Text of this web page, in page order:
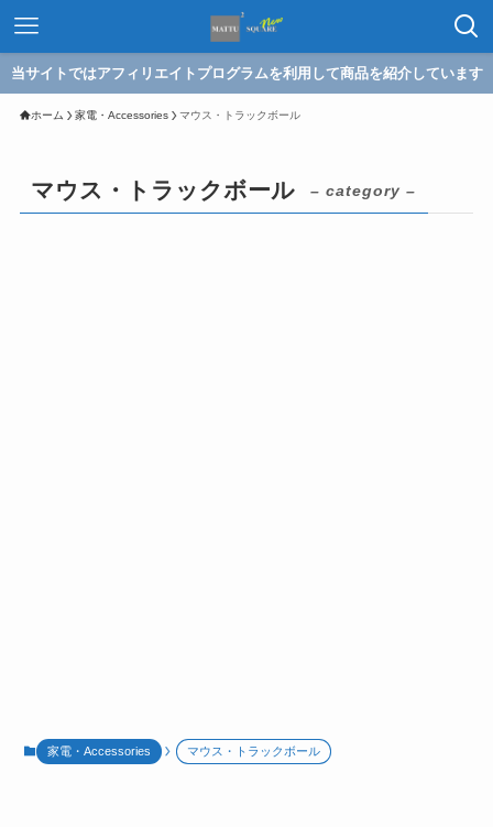
当サイトではアフィリエイトプログラムを利用して商品を紹介しています
ホーム 家電・Accessories マウス・トラックボール
マウス・トラックボール – category –
家電・Accessories マウス・トラックボール